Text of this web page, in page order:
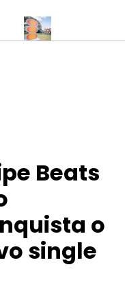
Beats
o
single